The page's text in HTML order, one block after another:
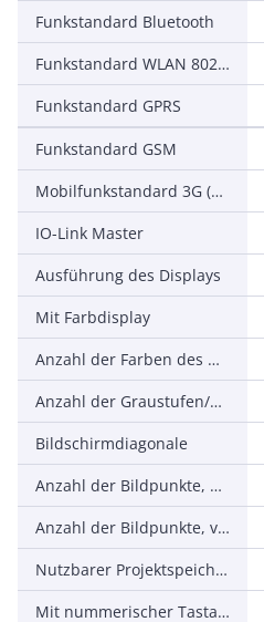
Funkstandard Bluetooth
Funkstandard WLAN 802.11
Funkstandard GPRS
Funkstandard GSM
Mobilfunkstandard 3G (UMTS)
IO-Link Master
Ausführung des Displays
Mit Farbdisplay
Anzahl der Farben des Displays
Anzahl der Graustufen/Blaustufen des Displays
Bildschirmdiagonale
Anzahl der Bildpunkte, horizontal
Anzahl der Bildpunkte, vertikal
Nutzbarer Projektspeicher/Anwenderspeicher
Mit nummerischer Tastatur